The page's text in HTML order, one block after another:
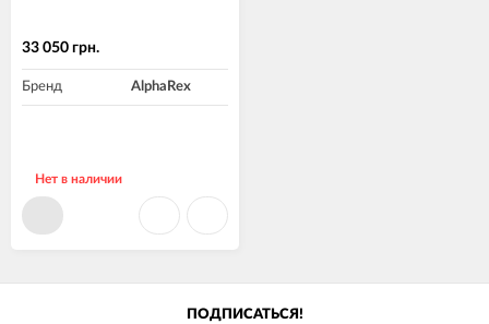
33 050 грн.
Бренд AlphaRex
Нет в наличии
ПОДПИСАТЬСЯ!